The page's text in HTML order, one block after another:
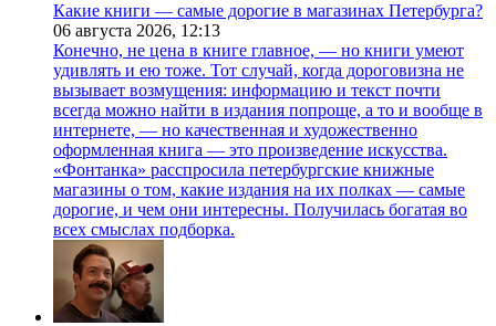
Какие книги — самые дорогие в магазинах Петербурга?
06 августа 2026, 12:13
Конечно, не цена в книге главное, — но книги умеют
удивлять и ею тоже. Тот случай, когда дороговизна не
вызывает возмущения: информацию и текст почти
всегда можно найти в издания попроще, а то и вообще в
интернете, — но качественная и художественно
оформленная книга — это произведение искусства.
«Фонтанка» расспросила петербургские книжные
магазины о том, какие издания на их полках — самые
дорогие, и чем они интересны. Получилась богатая во
всех смыслах подборка.